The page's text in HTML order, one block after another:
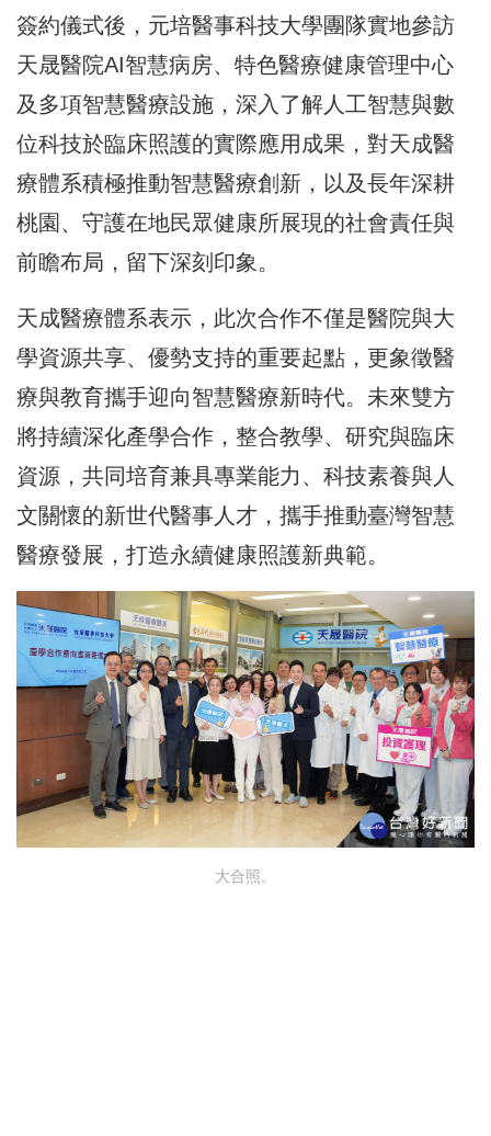
簽約儀式後，元培醫事科技大學團隊實地參訪
天晟醫院AI智慧病房、特色醫療健康管理中心
及多項智慧醫療設施，深入了解人工智慧與數
位科技於臨床照護的實際應用成果，對天成醫
療體系積極推動智慧醫療創新，以及長年深耕
桃園、守護在地民眾健康所展現的社會責任與
前瞻布局，留下深刻印象。
天成醫療體系表示，此次合作不僅是醫院與大
學資源共享、優勢支持的重要起點，更象徵醫
療與教育攜手迎向智慧醫療新時代。未來雙方
將持續深化產學合作，整合教學、研究與臨床
資源，共同培育兼具專業能力、科技素養與人
文關懷的新世代醫事人才，攜手推動臺灣智慧
醫療發展，打造永續健康照護新典範。
大合照。